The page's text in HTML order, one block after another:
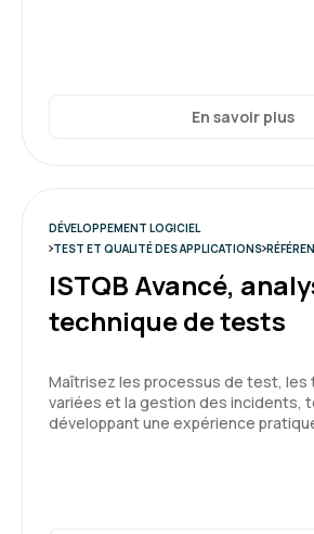
En savoir plus
DÉVELOPPEMENT LOGICIEL
TEST ET QUALITÉ DES APPLICATIONS
ISTQB Avancé,
technique de tests
Maîtrisez les processus de test, les
variées et la gestion des incidents,
développant une expérience